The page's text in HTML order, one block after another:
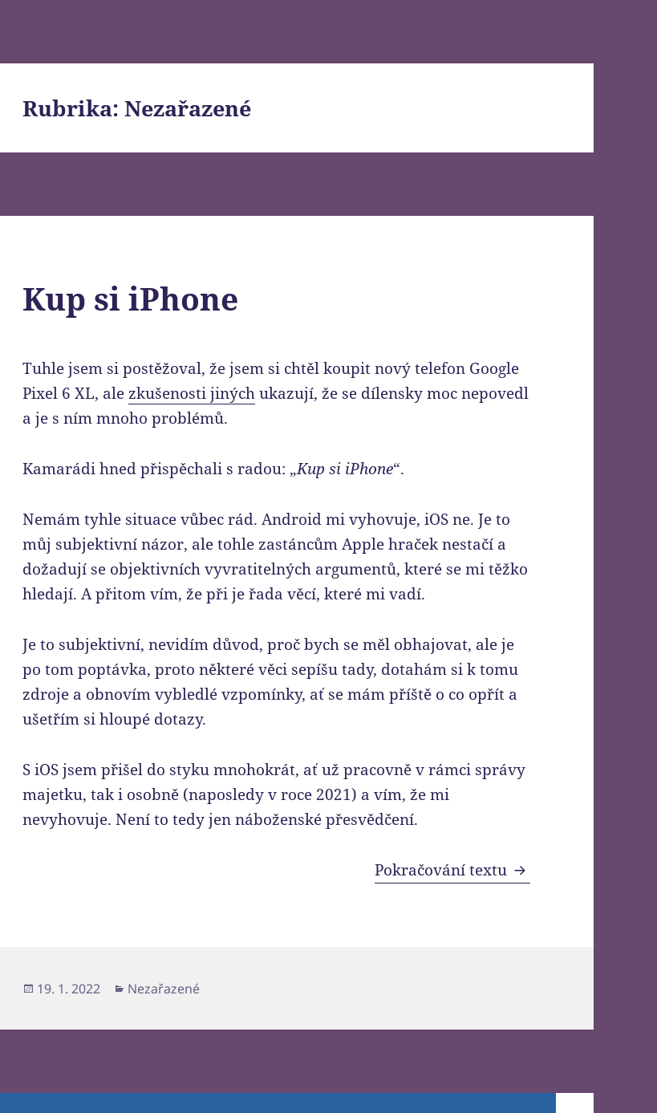
Rubrika:Nezařazené
Kup si iPhone
Tuhle jsem si postěžoval, že jsem si chtěl koupit nový telefon Google
Pixel 6 XL, alezkušenosti jinýchukazují, že se dílensky moc nepovedl
a je s ním mnoho problémů.
Kamarádi hned přispěchali s radou: „Kup si iPhone“.
Nemám tyhle situace vůbec rád. Android mi vyhovuje, iOS ne. Je to
můj subjektivní názor, ale tohle zastáncům Apple hraček nestačí a
dožadují se objektivních vyvratitelných argumentů, které se mi těžko
hledají. A přitom vím, že při je řada věcí, které mi vadí.
Je to subjektivní, nevidím důvod, proč bych se měl obhajovat, ale je
po tom poptávka, proto některé věci sepíšu tady, dotahám si k tomu
zdroje a obnovím vybledlé vzpomínky, ať se mám příště o co opřít a
ušetřím si hloupé dotazy.
S iOS jsem přišel do styku mnohokrát, ať už pracovně v rámci správy
majetku, tak i osobně (naposledy v roce 2021) a vím, že mi
nevyhovuje. Není to tedy jen náboženské přesvědčení.
Pokračování textu Kup si iPhone
Publikováno:
19. 1. 2022 Rubriky:
Nezařazené